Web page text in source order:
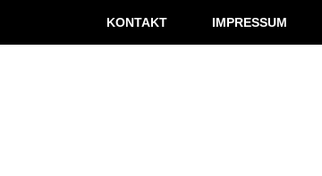
KONTAKT IMPRESSUM